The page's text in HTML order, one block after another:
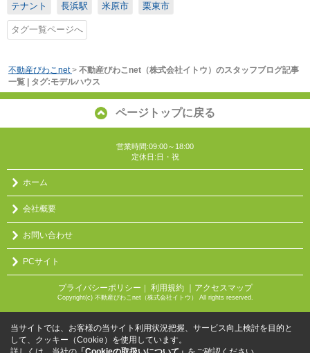
テナント 長浜駅 米原市 栗東市
タグ一覧ページへ
不動産びわこnet > 不動産びわこnet（株式会社イトウ）のスタッフブログ記事
一覧 | タグ:モデルハウス
ページトップに戻る
営業時間:09:00～18:00
定休日:日・祝
ホーム
会社概要
お問い合わせ
PCサイト
プライバシーポリシー ｜ 利用規約 ｜アクセスマップ
Copyright(c) 不動産びわこnet（株式会社イトウ） All rights reserved.
当サイトでは、お客様の当サイト利用状況把握、サービス向上検討を目的と
して、クッキー（Cookie）を使用しています。